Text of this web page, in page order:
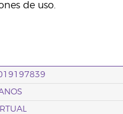
de uso.